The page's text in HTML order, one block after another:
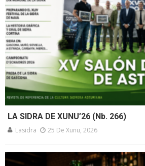
LA SIDRA DE XUNU’26 (Nb. 266)
Lasidra 25 De Xunu, 2026